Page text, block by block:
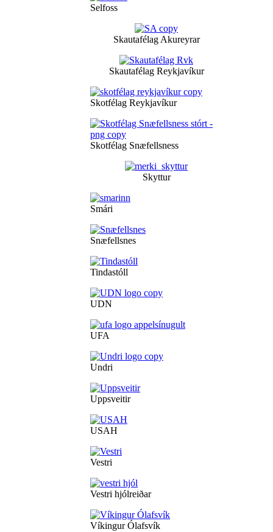
Selfoss
Skautafélag Akureyrar
Skautafélag Reykjavíkur
Skotfélag Reykjavíkur
Skotfélag Snæfellsness
Skyttur
Smári
Snæfellsnes
Tindastóll
UDN
UFA
Undri
Uppsveitir
USAH
Vestri
Vestri hjólreiðar
Víkingur Ólafsvík